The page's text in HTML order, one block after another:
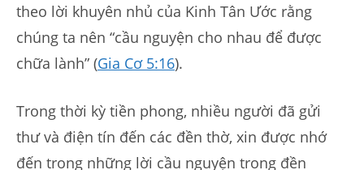
theo lời khuyên nhủ của Kinh Tân Ước rằng
chúng ta nên “cầu nguyện cho nhau để được
chữa lành” (Gia Cơ 5:16).
Trong thời kỳ tiền phong, nhiều người đã gửi
thư và điện tín đến các đền thờ, xin được nhớ
đến trong những lời cầu nguyện trong đền